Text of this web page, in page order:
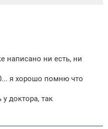
написано ни есть, ни
я хорошо помню что
доктора, так